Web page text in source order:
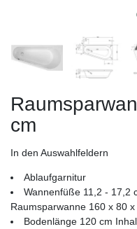
cm
In den Auswahlfeldern
Ablaufgarnitur
Wannenfüße 11,2 - 17,2
Raumsparwanne 160 x 80
Bodenlänge 120 cm